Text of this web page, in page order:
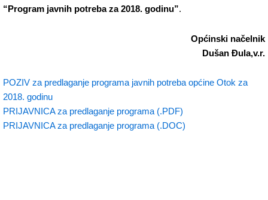
“Program javnih potreba za 2018. godinu”.
Općinski načelnik
Dušan Đula,v.r.
POZIV za predlaganje programa javnih potreba općine Otok za
2018. godinu
PRIJAVNICA za predlaganje programa (.PDF)
PRIJAVNICA za predlaganje programa (.DOC)